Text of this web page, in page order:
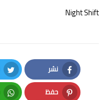
Night Shift
نشر
Facebook
حفظ